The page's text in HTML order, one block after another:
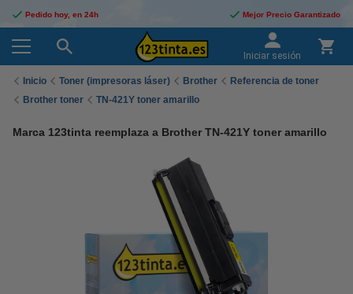
Pedido hoy, en 24h Mejor Precio Garantizado
Iniciar sesión
Inicio Toner (impresoras láser) Brother
Referencia de toner
Brother toner
TN-421Y toner amarillo
Marca 123tinta reemplaza a Brother TN-421Y toner amarillo